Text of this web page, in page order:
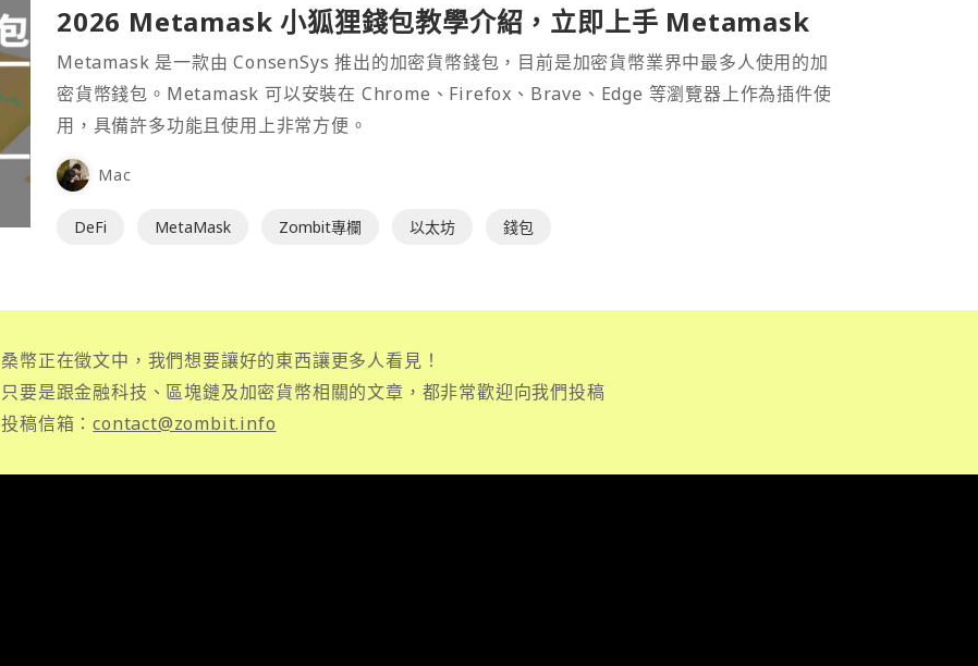
2026 Metamask 小狐狸錢包教學介紹，立即上手 Metamask
Metamask 是一款由 ConsenSys 推出的加密貨幣錢包，目前是加密貨幣業界中最多人使用的加
密貨幣錢包。Metamask 可以安裝在 Chrome、Firefox、Brave、Edge 等瀏覽器上作為插件使
用，具備許多功能且使用上非常方便。
Mac
DeFi MetaMask Zombit專欄 以太坊 錢包
桑幣正在徵文中，我們想要讓好的東西讓更多人看見！
只要是跟金融科技、區塊鏈及加密貨幣相關的文章，都非常歡迎向我們投稿
投稿信箱：contact@zombit.info